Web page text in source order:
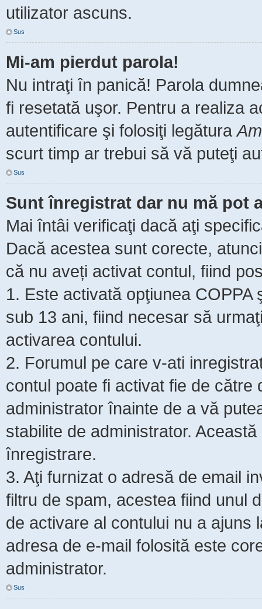
utilizator ascuns.
Sus
Mi-am pierdut parola!
Nu intraţi în panică! Parola
fi resetată uşor. Pentru a realiza
autentificare şi folosiţi legătura
scurt timp ar trebui să vă puteţi
Sus
Sunt înregistrat dar nu mă pot
Mai întâi verificaţi dacă aţi
Dacă acestea sunt corecte,
că nu aveți activat contul, fiind
1. Este activată opţiunea
sub 13 ani, fiind necesar să
activarea contului.
2. Forumul pe care v-ati
contul poate fi activat fie de
administrator înainte de a vă
stabilite de administrator.
înregistrare.
3. Aţi furnizat o adresă de email
filtru de spam, acestea fiind unul
de activare al contului nu a ajuns
adresa de e-mail folosită este
administrator.
Sus